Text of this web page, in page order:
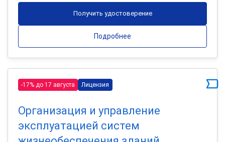
Получить удостоверение
Подробнее
-17% до 17 августа Лицензия
Организация и управление
эксплуатацией систем